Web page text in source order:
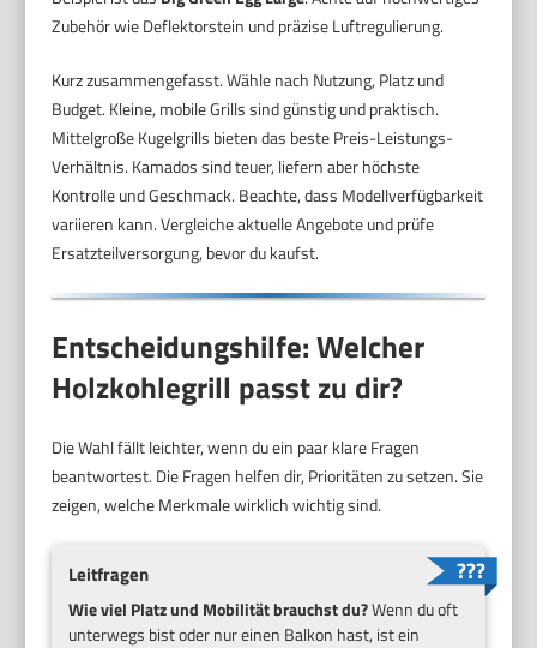
Zubehör wie Deflektorstein und präzise Luftregulierung.
Kurz zusammengefasst. Wähle nach Nutzung, Platz und
Budget. Kleine, mobile Grills sind günstig und praktisch.
Mittelgroße Kugelgrills bieten das beste Preis-Leistungs-
Verhältnis. Kamados sind teuer, liefern aber höchste
Kontrolle und Geschmack. Beachte, dass Modellverfügbarkeit
variieren kann. Vergleiche aktuelle Angebote und prüfe
Ersatzteilversorgung, bevor du kaufst.
Entscheidungshilfe: Welcher
Holzkohlegrill passt zu dir?
Die Wahl fällt leichter, wenn du ein paar klare Fragen
beantwortest. Die Fragen helfen dir, Prioritäten zu setzen. Sie
zeigen, welche Merkmale wirklich wichtig sind.
Leitfragen
Wie viel Platz und Mobilität brauchst du?Wenn du oft
unterwegs bist oder nur einen Balkon hast, ist ein